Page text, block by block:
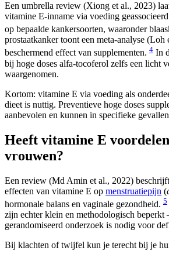
Een umbrella review (Xiong et al., 2023)
vitamine E-inname via voeding
op bepaalde kankersoorten, waaronder
prostaatkanker toont een meta-analyse (Loh
beschermend effect van supplementen. 4 In
bij hoge doses alfa-tocoferol zelfs een licht
waargenomen.
Kortom: vitamine E via voeding als
dieet is nuttig. Preventieve hoge doses
aanbevolen en kunnen in specifieke
Heeft vitamine E
vrouwen?
Een review (Md Amin et al., 2022)
effecten van vitamine E op menstruatiepijn (
hormonale balans en vaginale gezondheid. 5
zijn echter klein en methodologisch
gerandomiseerd onderzoek is nodig voor
Bij klachten of twijfel kun je terecht bij je